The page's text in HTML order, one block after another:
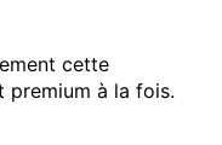
cette
premium à la fois.